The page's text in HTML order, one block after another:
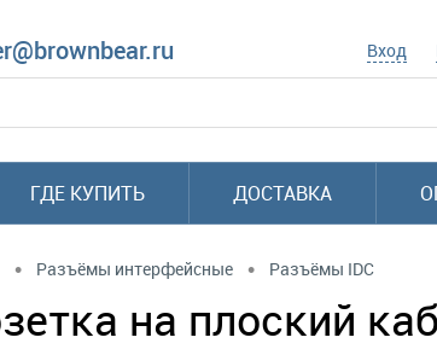
Вход
ГДЕ КУПИТЬ ДОСТАВКА
• Разъёмы интерфейсные • Разъёмы IDC
на плоский